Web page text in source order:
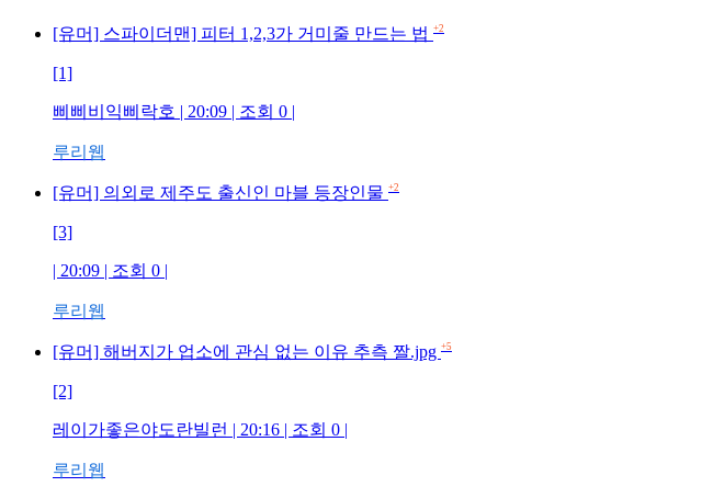
[유머] 스파이더맨] 피터 1,2,3가 거미줄 만드는 법 +2
[1]
삐삐비익삐락호 | 20:09 | 조회 0 |
루리웹
[유머] 의외로 제주도 출신인 마블 등장인물 +2
[3]
| 20:09 | 조회 0 |
루리웹
[유머] 해버지가 업소에 관심 없는 이유 추측 짤.jpg +5
[2]
레이가좋은야도란빌런 | 20:16 | 조회 0 |
루리웹